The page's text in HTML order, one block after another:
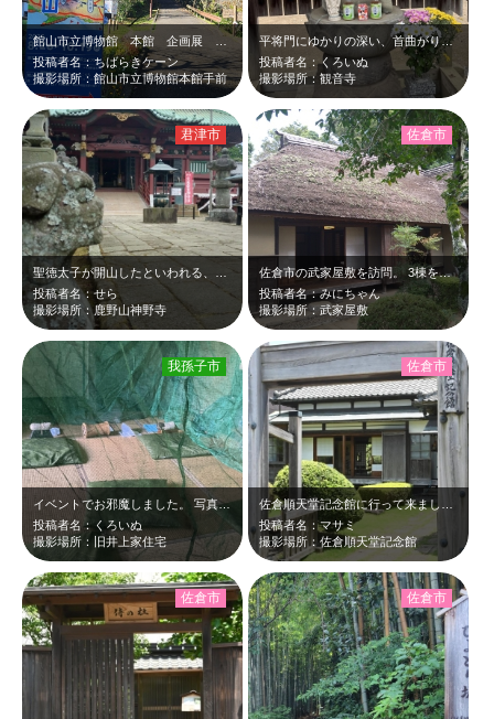
館山市立博物館 本館 企画展 東京湾要塞と館山 見学。
投稿者名：ちばらきケーン
撮影場所：館山市立博物館本館手前
平将門にゆかりの深い、首曲がり地蔵尊です。 穏やかな表情と首を傾げた姿に癒さ…
投稿者名：くろいぬ
撮影場所：観音寺
投稿者名：せら
撮影場所：鹿野山神野寺
君津市
佐倉市の武家屋敷を訪問。 3棟を見学することができ、家格による、暮らしぶりの…
投稿者名：みにちゃん
撮影場所：武家屋敷
佐倉市
イベントでお邪魔しました。 写真の様な蚊帳が釣られていたり、 足水やヨガを…
投稿者名：くろいぬ
撮影場所：旧井上家住宅
我孫子市
投稿者名：マサミ
撮影場所：佐倉順天堂記念館
佐倉市
佐倉市 佐倉市